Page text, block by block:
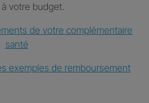
votre budget.
de votre complémentaire
santé
exemples de remboursement